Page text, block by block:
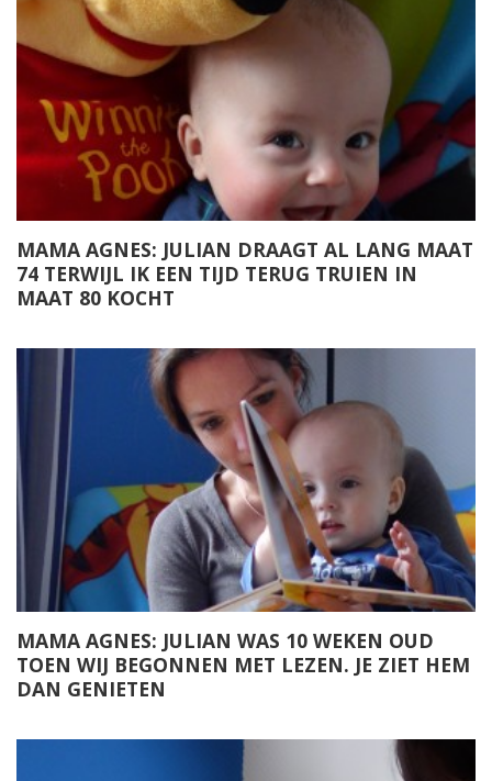
MAMA AGNES: JULIAN DRAAGT AL LANG MAAT
74 TERWIJL IK EEN TIJD TERUG TRUIEN IN
MAAT 80 KOCHT
MAMA AGNES: JULIAN WAS 10 WEKEN OUD
TOEN WIJ BEGONNEN MET LEZEN. JE ZIET HEM
DAN GENIETEN